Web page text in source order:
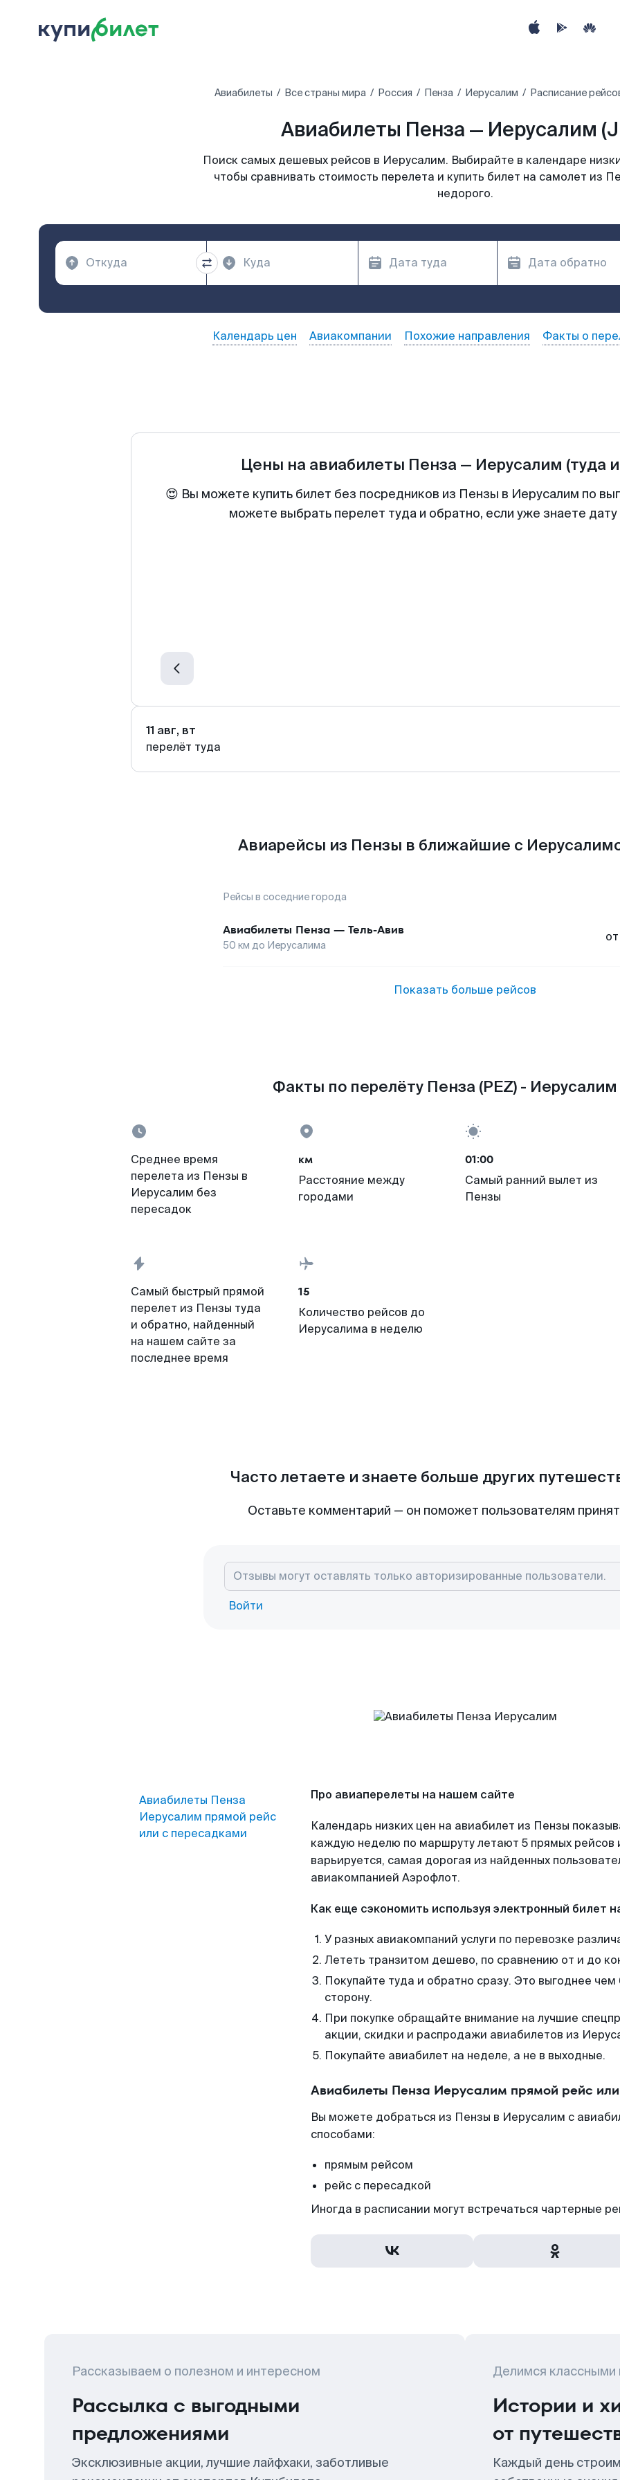
Авиабилеты Все страны мира Россия Пенза Иерусалим Расписание
Авиабилеты Пенза — Иерусалим
Поиск самых дешевых рейсов в Иерусалим. Выбирайте в календаре
чтобы сравнивать стоимость перелета и купить билет на самолет из
недорого.
Календарь цен Авиакомпании Похожие направления Факты о
Цены на авиабилеты Пенза — Иерусалим (туда
😍 Вы можете купить билет без посредников из Пензы в Иерусалим по
можете выбрать перелет туда и обратно, если уже знаете
11 авг, вт
перелёт туда
Авиарейсы из Пензы в ближайшие с
Рейсы в соседние города
Авиабилеты Пенза — Тель-Авив
50 км до Иерусалима
от
Показать больше рейсов
Факты по перелёту Пенза (PEZ) - Иерусалим
Среднее время
перелета из Пензы в
Иерусалим без
пересадок
км
Расстояние между
городами
01:00
Самый ранний вылет из
Пензы
Самый быстрый прямой
перелет из Пензы туда
и обратно, найденный
на нашем сайте за
последнее время
15
Количество рейсов до
Иерусалима в неделю
Часто летаете и знаете больше других
Оставьте комментарий — он поможет пользователям
Войти
Авиабилеты Пенза
Иерусалим прямой рейс
или с пересадками
Про авиаперелеты на нашем сайте
Календарь низких цен на авиабилет из Пензы
каждую неделю по маршруту летают 5 прямых рейсов
варьируется, самая дорогая из найденных
авиакомпанией Аэрофлот.
Как еще сэкономить используя электронный билет
У разных авиакомпаний услуги по перевозке
Лететь транзитом дешево, по сравнению от и до
Покупайте туда и обратно сразу. Это выгоднее
сторону.
При покупке обращайте внимание на лучшие
акции, скидки и распродажи авиабилетов из
Покупайте авиабилет на неделе, а не в выходные.
Авиабилеты Пенза Иерусалим прямой рейс
Вы можете добраться из Пензы в Иерусалим с
способами:
прямым рейсом
рейс с пересадкой
Иногда в расписании могут встречаться чартерные
Рассказываем о полезном и интересном
Рассылка с выгодными
предложениями
Эксклюзивные акции, лучшие лайфхаки, заботливые
Делимся классными
Истории и
от
Каждый день